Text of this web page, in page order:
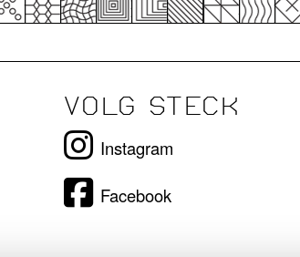
VOLG STECK
Instagram
Facebook